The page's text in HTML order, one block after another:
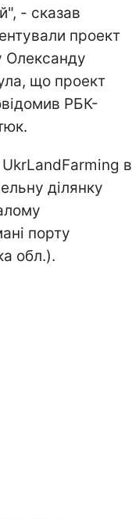
- сказав
проект
Олександу
що проект
РБК-
в
ділянку
порту
обл.).